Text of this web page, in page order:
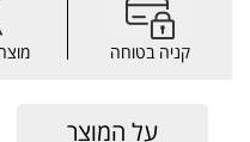
קניה בטוחה
על המוצר